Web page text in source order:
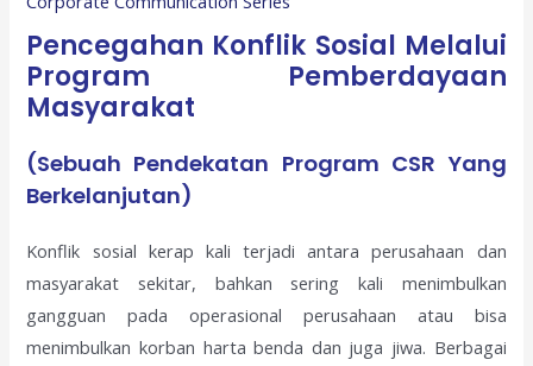
Pencegahan Konflik Sosial Melalui
Program Pemberdayaan
Masyarakat
(sebuah Pendekatan Program CSR Yang
Berkelanjutan)
Konflik sosial kerap kali terjadi antara perusahaan dan
masyarakat sekitar, bahkan sering kali menimbulkan
gangguan pada operasional perusahaan atau bisa
menimbulkan korban harta benda dan juga jiwa. Berbagai